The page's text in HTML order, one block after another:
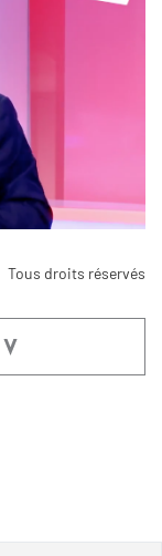
Tous droits réservés